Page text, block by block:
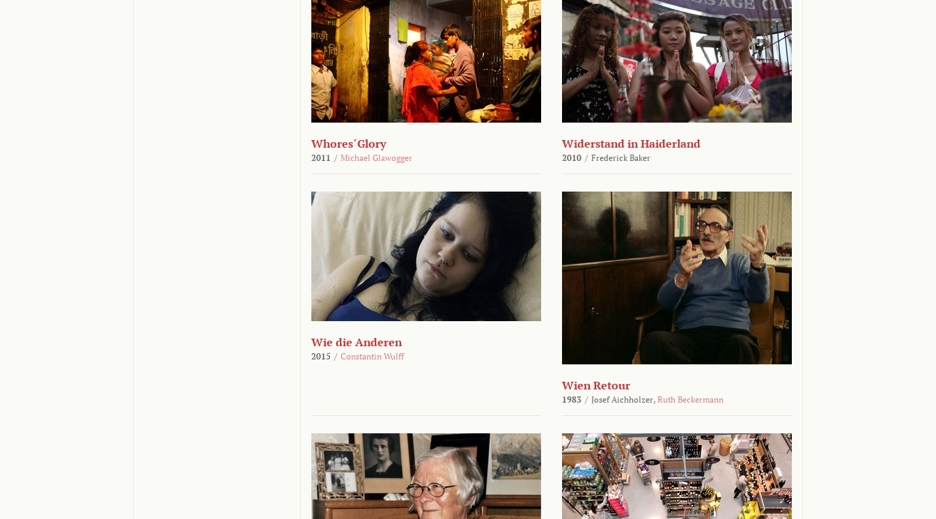
Whores´Glory
2011 / Michael Glawogger
Widerstand in Haiderland
2010 / Frederick Baker
Wie die Anderen
2015 / Constantin Wulff
Wien Retour
1983 / Josef Aichholzer, Ruth Beckermann